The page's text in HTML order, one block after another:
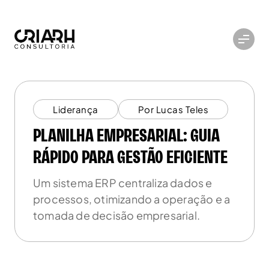
Liderança Por Lucas Teles
PLANILHA EMPRESARIAL: GUIA
RÁPIDO PARA GESTÃO EFICIENTE
Um sistema ERP centraliza dados e
processos, otimizando a operação e a
tomada de decisão empresarial.